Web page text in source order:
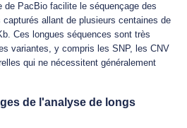
de PacBio facilite le séquençage des
allant de plusieurs centaines de
Ces longues séquences sont très
variantes, y compris les SNP, les CNV
qui ne nécessitent généralement
de l'analyse de longs